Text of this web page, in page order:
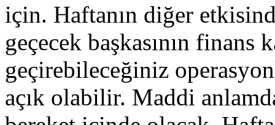
için. Haftanın diğer
geçecek başkasının finans
geçirebileceğiniz
açık olabilir. Maddi